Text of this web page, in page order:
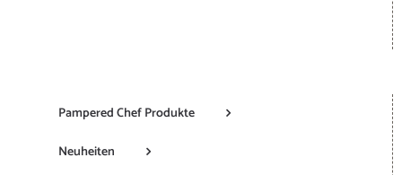
Pampered Chef Produkte
Neuheiten